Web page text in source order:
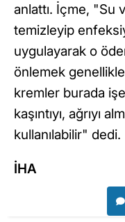
anlattı. İçme, "Su
temizleyip
uygulayarak o
önlemek
kremler burada
kaşıntıyı, ağrıyı
kullanılabilir" dedi.
İHA